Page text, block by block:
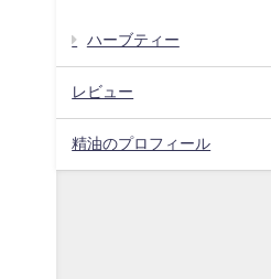
ハーブティー
レビュー
精油のプロフィール